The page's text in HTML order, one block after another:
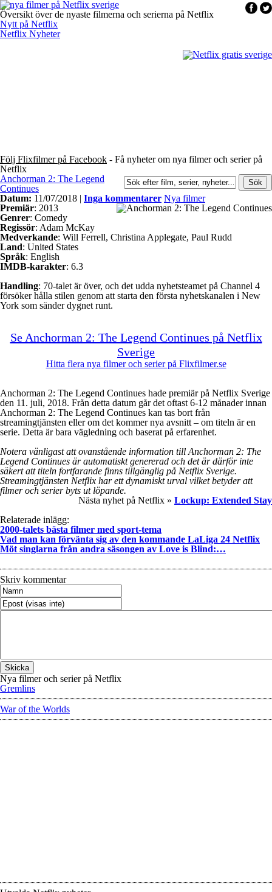
Översikt över de nyaste filmerna och serierna på Netflix
Nytt på Netflix
Netflix Nyheter
Följ Flixfilmer på Facebook - Få nyheter om nya filmer och serier på
Netflix
Anchorman 2: The Legend
Continues
Datum: 11/07/2018 | Inga kommentarer Nya filmer
Premiär: 2013
Genrer: Comedy
Regissör: Adam McKay
Medverkande: Will Ferrell, Christina Applegate, Paul Rudd
Land: United States
Språk: English
IMDB-karakter: 6.3
Handling: 70-talet är över, och det udda nyhetsteamet på Channel 4
försöker hålla stilen genom att starta den första nyhetskanalen i New
York som sänder dygnet runt.
Se Anchorman 2: The Legend Continues på Netflix
Sverige
Hitta flera nya filmer och serier på Flixfilmer.se
Anchorman 2: The Legend Continues hade premiär på Netflix Sverige
den 11. juli, 2018. Från detta datum går det oftast 6-12 månader innan
Anchorman 2: The Legend Continues kan tas bort från
streamingtjänsten eller om det kommer nya avsnitt – om titeln är en
serie. Detta är bara vägledning och baserat på erfarenhet.
Notera vänligast att ovanstående information till Anchorman 2: The
Legend Continues är automatiskt genererad och det är därför inte
säkert att titeln fortfarande finns tillgänglig på Netflix Sverige.
Streamingtjänsten Netflix har ett dynamiskt urval vilket betyder att
filmer och serier byts ut löpande.
Nästa nyhet på Netflix » Lockup: Extended Stay
Relaterade inlägg:
2000-talets bästa filmer med sport-tema
Vad man kan förvänta sig av den kommande LaLiga 24 Netflix
Möt singlarna från andra säsongen av Love is Blind:…
Skriv kommentar
Nya filmer och serier på Netflix
Gremlins
War of the Worlds